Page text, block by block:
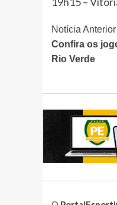
Continue
Lendo
Notícia Anterior
Confira os
Rio Verde